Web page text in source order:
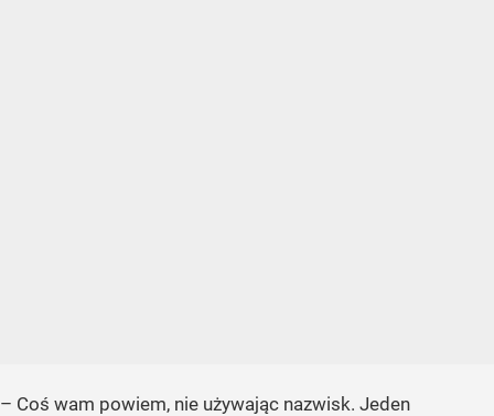
– Coś wam powiem, nie używając nazwisk. Jeden